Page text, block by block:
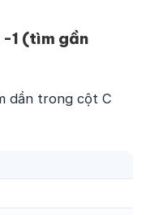
1 (tìm gần
dần trong cột C